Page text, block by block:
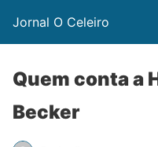
Jornal O Celeiro
Quem conta a
Becker